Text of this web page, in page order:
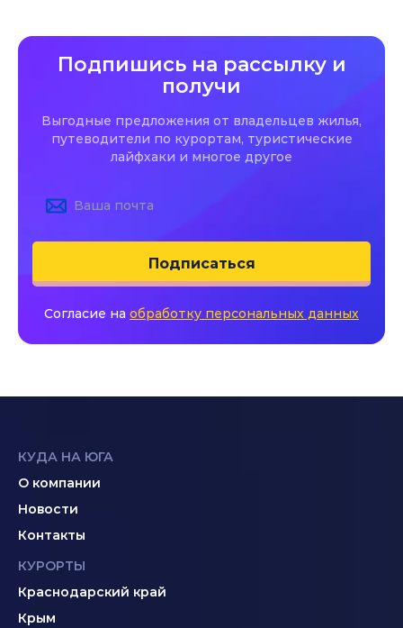
Подпишись на рассылку и
получи
Выгодные предложения от владельцев жилья,
путеводители по курортам, туристические
лайфхаки и многое другое
Подписаться
Согласие на обработку персональных данных
КУДА НА ЮГА
О компании
Новости
Контакты
КУРОРТЫ
Краснодарский край
Крым